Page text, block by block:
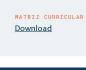
MATRIZ CURRICULAR
Download